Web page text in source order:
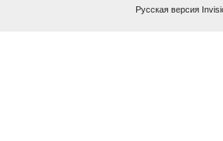
Русская версия